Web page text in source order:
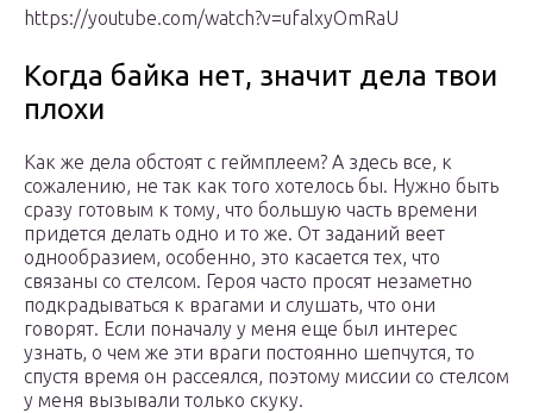
https://youtube.com/watch?v=ufalxyOmRaU
Когда байка нет, значит дела твои
плохи
Как же дела обстоят с геймплеем? А здесь все, к
сожалению, не так как того хотелось бы. Нужно быть
сразу готовым к тому, что большую часть времени
придется делать одно и то же. От заданий веет
однообразием, особенно, это касается тех, что
связаны со стелсом. Героя часто просят незаметно
подкрадываться к врагами и слушать, что они
говорят. Если поначалу у меня еще был интерес
узнать, о чем же эти враги постоянно шепчутся, то
спустя время он рассеялся, поэтому миссии со стелсом
у меня вызывали только скуку.